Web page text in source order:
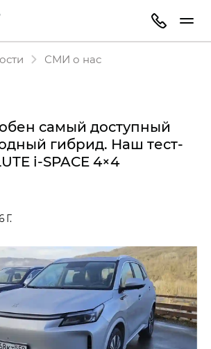
СМИ о нас
самый доступный
гибрид. Наш тест-
i‑SPACE 4×4
Г.